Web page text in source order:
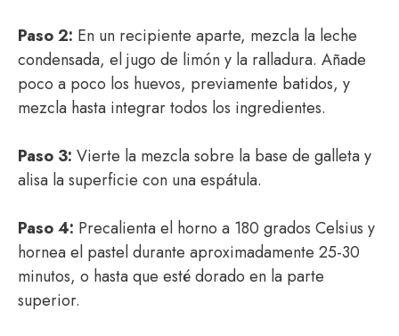
Paso 2: En un recipiente aparte, mezcla la leche
condensada, el jugo de limón y la ralladura. Añade
poco a poco los huevos, previamente batidos, y
mezcla hasta integrar todos los ingredientes.
Paso 3: Vierte la mezcla sobre la base de galleta y
alisa la superficie con una espátula.
Paso 4: Precalienta el horno a 180 grados Celsius y
hornea el pastel durante aproximadamente 25-30
minutos, o hasta que esté dorado en la parte
superior.